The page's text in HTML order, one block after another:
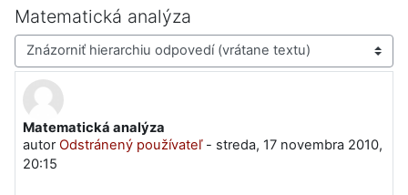
Matematická analýza
Mód zobrazenia
Matematická analýza
autorOdstránený používateľ- streda, 17 novembra 2010,
20:15
Počet odpovedí: 0